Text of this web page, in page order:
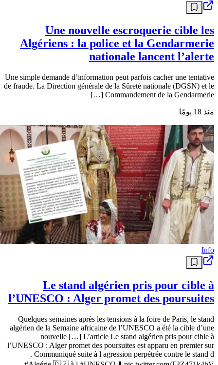
Une nouvelle escroquerie cible les
Algériens : la police et la Gendarmerie
nationale lancent l’alerte
Une simple demande d’information peut parfois cacher une tentative
de fraude. La Direction générale de la Sûreté nationale (DGSN) et le
Commandement de la Gendarmerie […]
منذ 18 يومًا
Info
Le stand algérien pris pour cible à
l’UNESCO : Alger promet des poursuites
Quelques semaines après les tensions à la foire de Paris, le stand
algérien de la Semaine africaine de l’UNESCO a été la cible d’une
nouvelle […] L’article Le stand algérien pris pour cible à
l’UNESCO : Alger promet des poursuites est apparu en premier sur
. Communiqué suite à l agression perpétrée contre le stand d